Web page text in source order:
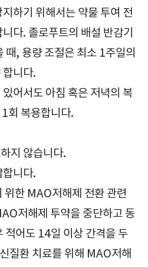
하기 위해서는 약물 투여 전
다. 졸로푸트의 배설 반감기
때, 용량 조절은 최소 1주일의
합니다.
어서도 아침 혹은 저녁의 복
회 복용합니다.
지 않습니다.
합니다.
위한 MAO저해제 전환 관련
저해제 투약을 중단하고 동
적어도 14일 이상 간격을 두
질환 치료를 위해 MAO저해